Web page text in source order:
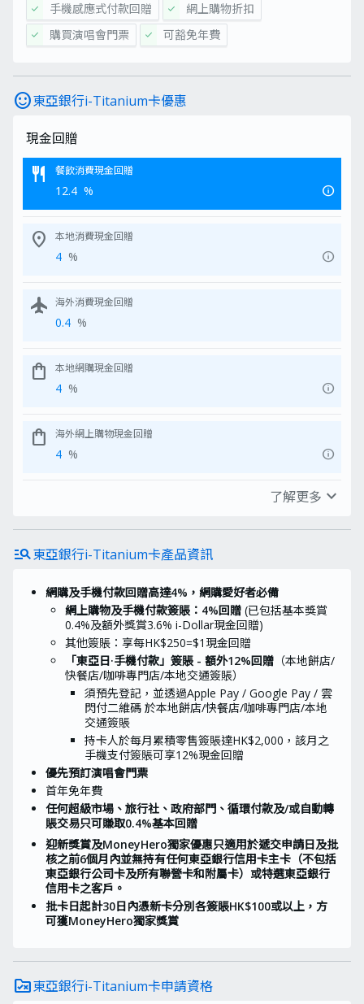
check 手機感應式付款回贈 check 網上購物折扣
check 購買演唱會門票 check 可豁免年費
sentiment_satisfied東亞銀行i-Titanium卡優惠
現金回贈
location_on 本地消費現金回贈
4 % info
flight 海外消費現金回贈
0.4 %
restaurant 餐飲消費現金回贈
12.4 % info
shopping_bag 本地網購現金回贈
4 % info
shopping_bag 海外網上購物現金回贈
4 % info
12 %
了解更多 expand_more
manage_search東亞銀行i-Titanium卡產品資訊
網購及手機付款回贈高達4%，網購愛好者必備
網上購物及手機付款簽賬：4%回贈 (已包括基本獎賞
0.4%及額外獎賞3.6% i-Dollar現金回贈)
其他簽賬：享每HK$250=$1現金回贈
「東亞日·手機付款」簽賬 - 額外12%回贈 （本地餅店/
快餐店/咖啡專門店/本地交通簽賬）
須預先登記，並透過Apple Pay / Google Pay / 雲
閃付二維碼 於本地餅店/快餐店/咖啡專門店/本地
交通簽賬
持卡人於每月累積零售簽賬達HK$2,000，該月之
手機支付簽賬可享12%現金回贈
優先預訂演唱會門票
首年免年費
任何超級市場、旅行社、政府部門、循環付款及/或自動轉
賬交易只可賺取0.4%基本回贈
迎新獎賞及MoneyHero獨家優惠只適用於遞交申請日及批
核之前6個月內並無持有任何東亞銀行信用卡主卡（不包括
東亞銀行公司卡及所有聯營卡和附屬卡）或特選東亞銀行
信用卡之客戶。
批卡日起計30日內憑新卡分別各簽賬HK$100或以上，方
可獲MoneyHero獨家獎賞
rule_folder東亞銀行i-Titanium卡申請資格